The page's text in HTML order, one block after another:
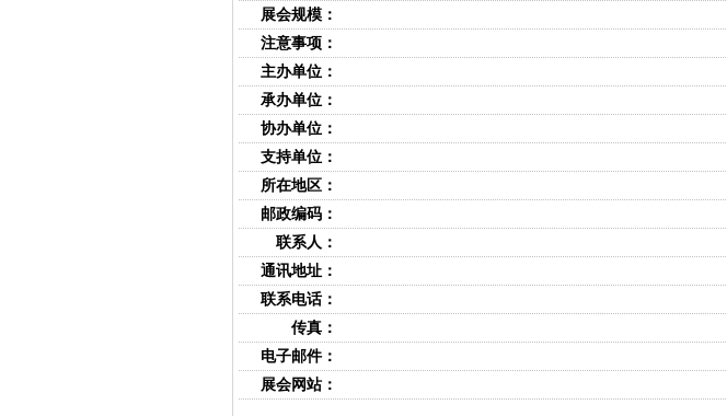
展会规模：
注意事项：
主办单位：
承办单位：
协办单位：
支持单位：
所在地区：
邮政编码：
联系人：
通讯地址：
联系电话：
传真：
电子邮件：
展会网站：